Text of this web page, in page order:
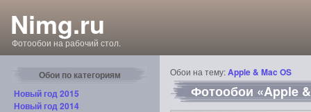
Nimg.ru
Фотообои на рабочий стол.
Обои по категориям
Новый год 2015
Новый год 2014
Обои на тему:Apple & Mac OS
Фотообои «Apple